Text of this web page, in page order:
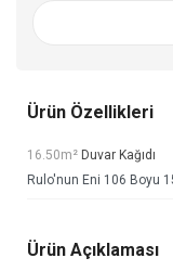
Ürün Özellikleri
16.50m² Duvar Kağıdı
Rulo'nun Eni 106 Boyu
Ürün Açıklaması